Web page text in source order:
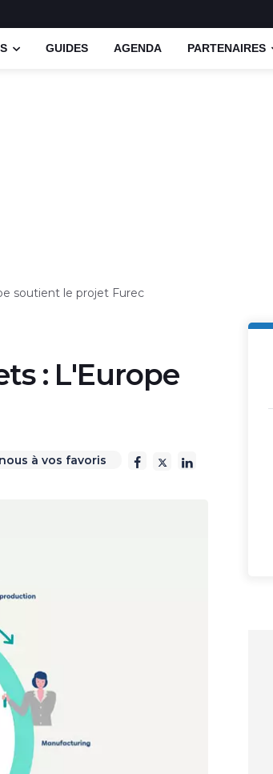
GUIDES AGENDA PARTENAIRES
soutient le projet Furec
: L'Europe
à vos favoris